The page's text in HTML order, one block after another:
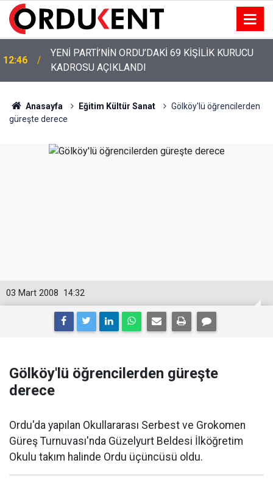
12:46
YENİ PARTİ’NİN ORDU’DAKİ 69 KİŞİLİK KURUCU
KADROSU AÇIKLANDI
Anasayfa Eğitim Kültür Sanat
Gölköy'lü öğrencilerden
güreşte derece
14:32
03 Mart 2008
Gölköy'lü öğrencilerden güreşte
derece
Ordu'da yapılan Okullararası Serbest ve Grokomen
Güreş Turnuvası'nda Güzelyurt Beldesi İlköğretim
Okulu takım halinde Ordu üçüncüsü oldu.